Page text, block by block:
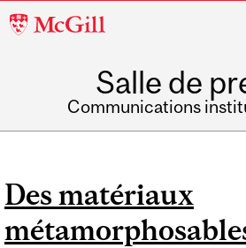
McGill
Salle de
Communications
Des matériaux